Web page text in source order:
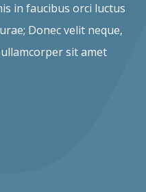
in faucibus orci luctus
Donec velit neque,
sit amet